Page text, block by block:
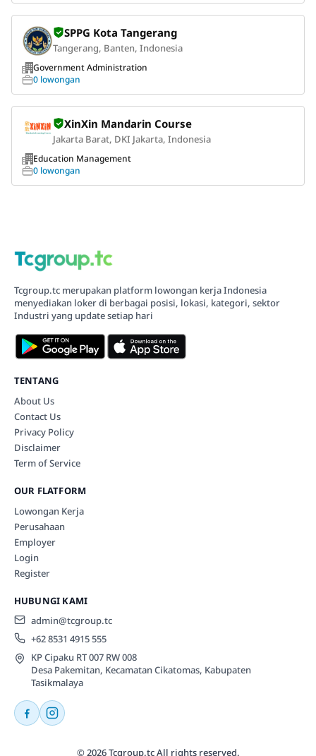
SPPG Kota Tangerang
Tangerang, Banten, Indonesia
Government Administration
0 lowongan
XinXin Mandarin Course
Jakarta Barat, DKI Jakarta, Indonesia
Education Management
0 lowongan
Tcgroup.tc merupakan platform lowongan kerja Indonesia
menyediakan loker di berbagai posisi, lokasi, kategori, sektor
Industri yang update setiap hari
TENTANG
About Us
Contact Us
Privacy Policy
Disclaimer
Term of Service
OUR FLATFORM
Lowongan Kerja
Perusahaan
Employer
Login
Register
HUBUNGI KAMI
admin@tcgroup.tc
+62 8531 4915 555
KP Cipaku RT 007 RW 008
Desa Pakemitan, Kecamatan Cikatomas, Kabupaten
Tasikmalaya
© 2026 Tcgroup.tc All rights reserved.